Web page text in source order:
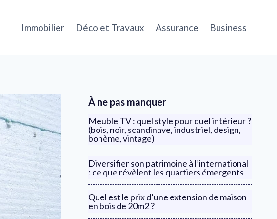
Immobilier Déco et Travaux Assurance Business
À ne pas manquer
Meuble TV : quel style pour quel intérieur ?
(bois, noir, scandinave, industriel, design,
bohème, vintage)
Diversifier son patrimoine à l’international
: ce que révèlent les quartiers émergents
Quel est le prix d’une extension de maison
en bois de 20m2 ?